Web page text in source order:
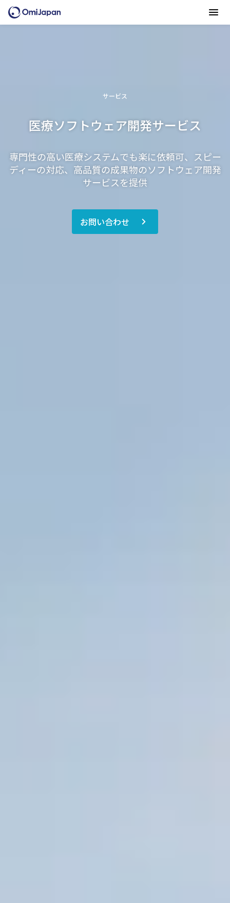
サービス
医療ソフトウェア開発サービス
専門性の高い医療システムでも楽に依頼可、スピー
ディーの対応、高品質の成果物のソフトウェア開発
サービスを提供
お問い合わせ